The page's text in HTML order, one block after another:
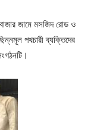
জামে মসজিদ রোড ও
পথচারী ব্যক্তিদের